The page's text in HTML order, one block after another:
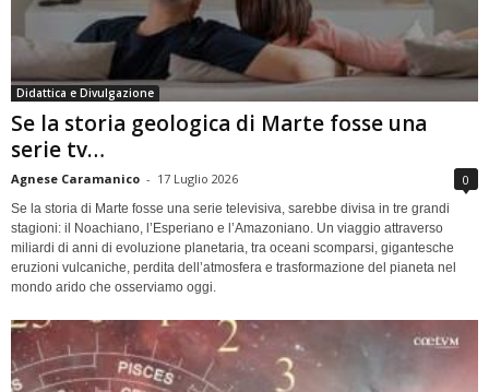
Didattica e Divulgazione
Se la storia geologica di Marte fosse una
serie tv…
Agnese Caramanico - 17 Luglio 2026 0
Se la storia di Marte fosse una serie televisiva, sarebbe divisa in tre grandi
stagioni: il Noachiano, l’Esperiano e l’Amazoniano. Un viaggio attraverso
miliardi di anni di evoluzione planetaria, tra oceani scomparsi, gigantesche
eruzioni vulcaniche, perdita dell’atmosfera e trasformazione del pianeta nel
mondo arido che osserviamo oggi.